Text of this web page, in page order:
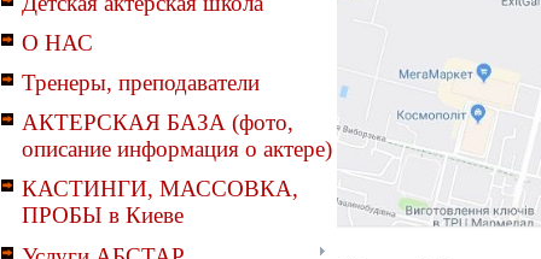
О НАС
Тренеры, преподаватели
АКТЕРСКАЯ БАЗА (фото,
описание информация о актере)
КАСТИНГИ, МАССОВКА,
ПРОБЫ в Киеве